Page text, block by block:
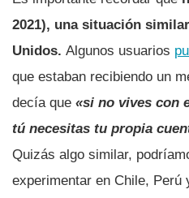
2021), una situación
Unidos. Algunos usuarios
que estaban recibiendo un
decía que «si no vives con
tú necesitas tu propia
Quizás algo similar,
experimentar en Chile, Perú